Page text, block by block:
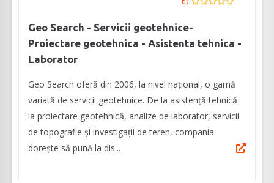
Geo Search - Servicii geotehnice-
Proiectare geotehnica - Asistenta tehnica -
Laborator
Geo Search oferă din 2006, la nivel național, o gamă
variată de servicii geotehnice. De la asistență tehnică
la proiectare geotehnică, analize de laborator, servicii
de topografie și investigații de teren, compania
dorește să pună la dis...